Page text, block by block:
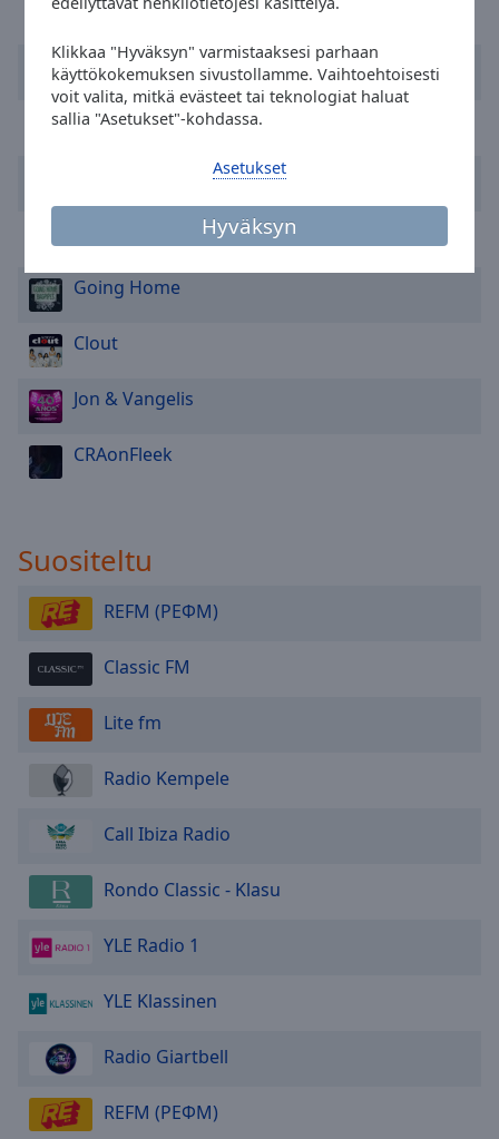
Klikkaa "Hyväksyn" varmistaaksesi parhaan
käyttökokemuksen sivustollamme. Vaihtoehtoisesti
voit valita, mitkä evästeet tai teknologiat haluat
sallia "Asetukset"-kohdassa.
Hyväksyn
Asetukset
Opacity
Text
Edge
Font
Family
Reset
Modal
Dialog
End
window.
Enya
Dionne Warwick
Pussycat
Going Home
Clout
Jon & Vangelis
CRAonFleek
Suositeltu
REFM (РЕФМ)
Classic FM
Lite fm
Radio Kempele
Call Ibiza Radio
Rondo Classic - Klasu
YLE Radio 1
YLE Klassinen
Radio Giartbell
REFM (РЕФМ)